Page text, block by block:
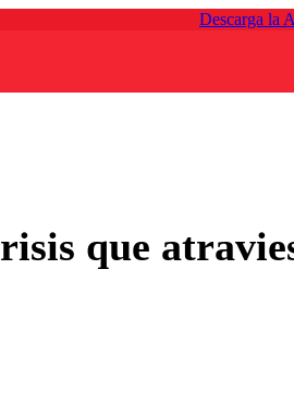
Descarga la
que